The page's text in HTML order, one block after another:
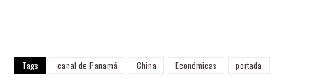
Tags canal de Panamá China Económicas portada